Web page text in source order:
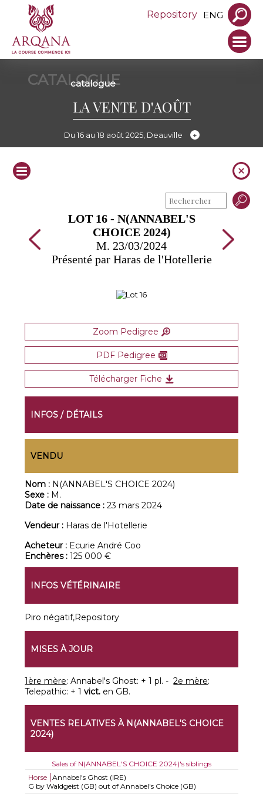
Repository ENG
CATALOGUE
catalogue
LA VENTE D'AOÛT
Du 16 au 18 août 2025, Deauville
LOT 16 - N(ANNABEL'S
CHOICE 2024)
M. 23/03/2024
Présenté par Haras de l'Hotellerie
Zoom Pedigree
PDF Pedigree
Télécharger Fiche
INFOS / DÉTAILS
VENDU
Nom : N(ANNABEL'S CHOICE 2024)
Sexe : M.
Date de naissance :23 mars 2024
Vendeur : Haras de l'Hotellerie
Acheteur : Ecurie André Coo
Enchères :125 000 €
INFOS VÉTÉRINAIRE
Piro négatif,Repository
MISES À JOUR
1ère mère: Annabel's Ghost: + 1 pl. -2e mère:
Telepathic: + 1vict. en GB.
VENTES RELATIVES À N(ANNABEL'S CHOICE
2024)
Sales of N(ANNABEL'S CHOICE 2024)'s siblings
Horse
Annabel's Ghost (IRE)
G by Waldgeist (GB) out of Annabel's Choice (GB)